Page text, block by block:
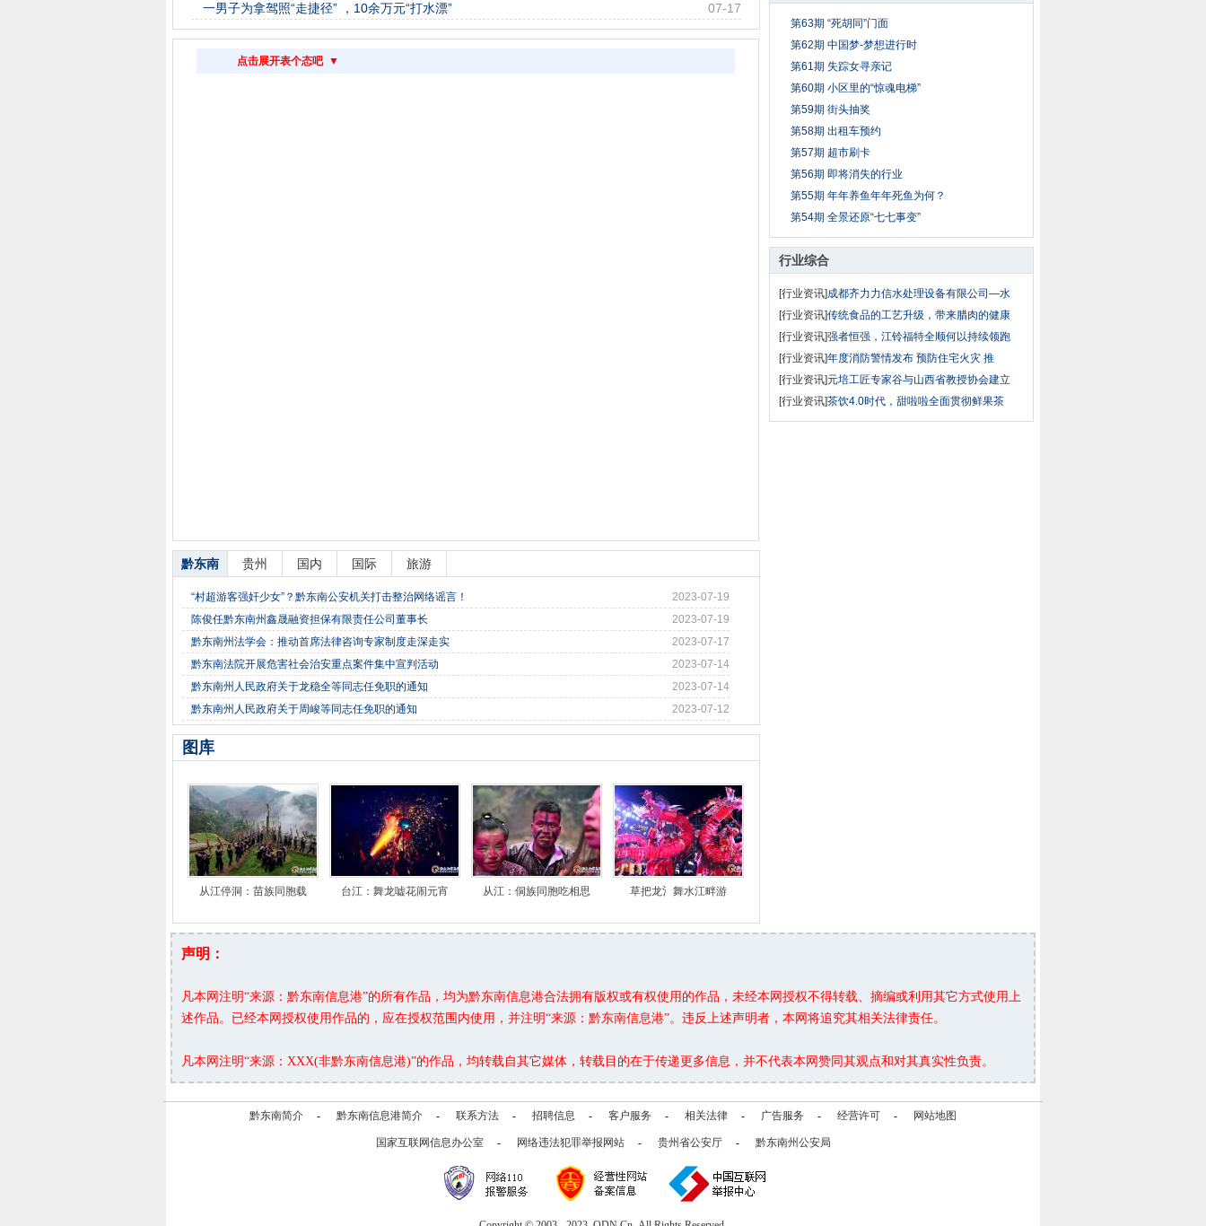
第63期 “死胡同”门面
第62期 中国梦-梦想进行时
第61期 失踪女寻亲记
第60期 小区里的“惊魂电梯”
第59期 街头抽奖
第58期 出租车预约
第57期 超市刷卡
第56期 即将消失的行业
第55期 年年养鱼年年死鱼为何？
第54期 全景还原“七七事变”
行业综合
[行业资讯]成都齐力力信水处理设备有限公司—水
[行业资讯]传统食品的工艺升级，带来腊肉的健康
[行业资讯]强者恒强，江铃福特全顺何以持续领跑
[行业资讯]年度消防警情发布 预防住宅火灾 推
[行业资讯]元培工匠专家谷与山西省教授协会建立
[行业资讯]茶饮4.0时代，甜啦啦全面贯彻鲜果茶
07-17
一男子为拿驾照“走捷径” ，10余万元“打水漂”
点击展开表个态吧 ▼
黔东南 贵州 国内 国际 旅游
2023-07-19
“村超游客强奸少女”？黔东南公安机关打击整治网络谣言！
2023-07-19
陈俊任黔东南州鑫晟融资担保有限责任公司董事长
2023-07-17
黔东南州法学会：推动首席法律咨询专家制度走深走实
2023-07-14
黔东南法院开展危害社会治安重点案件集中宣判活动
2023-07-14
黔东南州人民政府关于龙稳全等同志任免职的通知
2023-07-12
黔东南州人民政府关于周峻等同志任免职的通知
图库
从江停洞：苗族同胞载 台江：舞龙嘘花闹元宵 从江：侗族同胞吃相思 草把龙氵舞水江畔游
声明：
凡本网注明“来源：黔东南信息港”的所有作品，均为黔东南信息港合法拥有版权或有权使用的作品，未经本网授权不得转载、摘编或利用其它方式使用上
述作品。已经本网授权使用作品的，应在授权范围内使用，并注明“来源：黔东南信息港”。违反上述声明者，本网将追究其相关法律责任。
凡本网注明“来源：XXX(非黔东南信息港)”的作品，均转载自其它媒体，转载目的在于传递更多信息，并不代表本网赞同其观点和对其真实性负责。
黔东南简介 - 黔东南信息港简介 - 联系方法 - 招聘信息 - 客户服务 - 相关法律 - 广告服务 - 经营许可 - 网站地图
国家互联网信息办公室 - 网络违法犯罪举报网站 - 贵州省公安厅 - 黔东南州公安局